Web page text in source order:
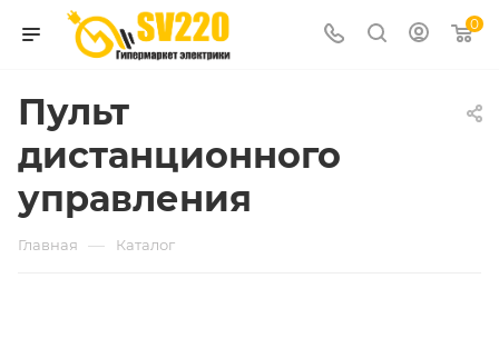
0
Пульт
дистанционного
управления
Главная — Каталог